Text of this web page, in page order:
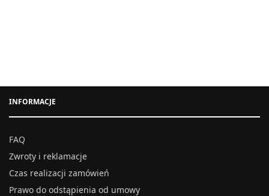
INFORMACJE
FAQ
Zwroty i reklamacje
Czas realizacji zamówień
Prawo do odstąpienia od umowy